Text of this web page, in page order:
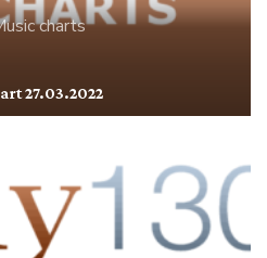
charts
27.03.2022